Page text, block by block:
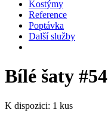
Kostýmy
Reference
Poptávka
Další služby
Bílé šaty #54
K dispozici: 1 kus